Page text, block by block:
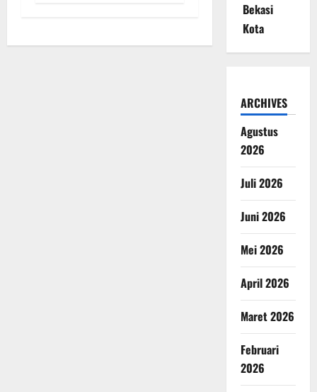
Bekasi
Kota
ARCHIVES
Agustus
2026
Juli 2026
Juni 2026
Mei 2026
April 2026
Maret 2026
Februari
2026